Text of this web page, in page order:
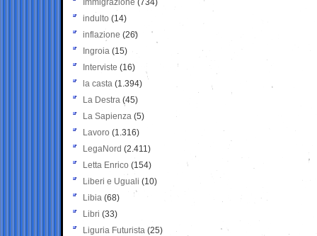
Immigrazione (734)
indulto (14)
inflazione (26)
Ingroia (15)
Interviste (16)
la casta (1.394)
La Destra (45)
La Sapienza (5)
Lavoro (1.316)
LegaNord (2.411)
Letta Enrico (154)
Liberi e Uguali (10)
Libia (68)
Libri (33)
Liguria Futurista (25)